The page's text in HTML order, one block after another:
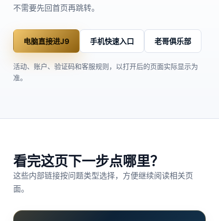
不需要先回首页再跳转。
电脑直接进J9 手机快速入口 老哥俱乐部
活动、账户、验证码和客服规则，以打开后的页面实际显示为
准。
看完这页下一步点哪里？
这些内部链接按问题类型选择，方便继续阅读相关页
面。